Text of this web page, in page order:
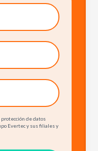
de datos
Evertec y sus filiales y